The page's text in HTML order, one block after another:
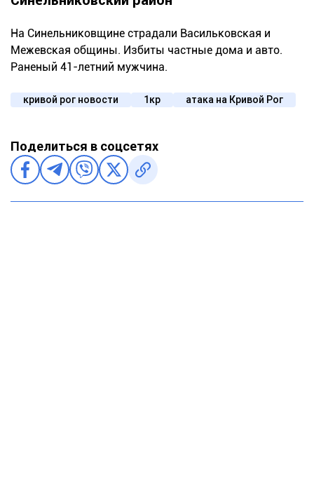
На Синельниковщине страдали Васильковская и
Межевская общины. Избиты частные дома и авто.
Раненый 41-летний мужчина.
кривой рог новости 1кр атака на Кривой Рог
Поделиться в соцсетях